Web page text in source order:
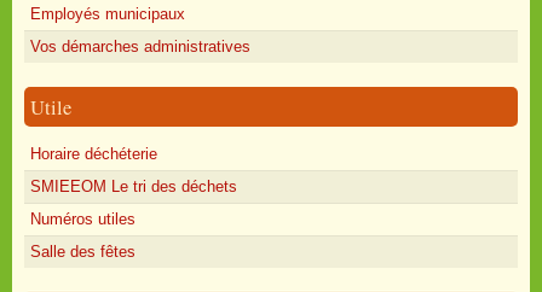
Employés municipaux
Vos démarches administratives
Utile
Horaire déchéterie
SMIEEOM Le tri des déchets
Numéros utiles
Salle des fêtes